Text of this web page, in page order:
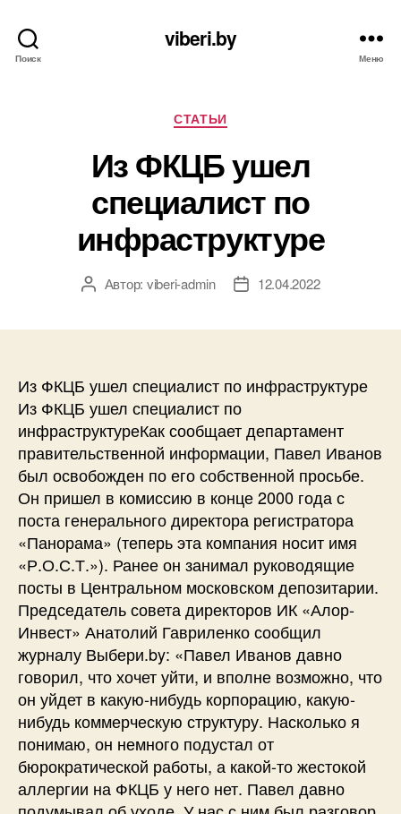
Поиск
viberi.by
Меню
Рубрики
СТАТЬИ
Из ФКЦБ ушел
специалист по
инфраструктуре
АвторАвтор: viberi-admin
Дата12.04.2022
Из ФКЦБ ушел специалист по инфраструктуре
Из ФКЦБ ушел специалист по
инфраструктуреКак сообщает департамент
правительственной информации, Павел Иванов
был освобожден по его собственной просьбе.
Он пришел в комиссию в конце 2000 года с
поста генерального директора регистратора
«Панорама» (теперь эта компания носит имя
«Р.О.С.Т.»). Ранее он занимал руководящие
посты в Центральном московском депозитарии.
Председатель совета директоров ИК «Алор-
Инвест» Анатолий Гавриленко сообщил
журналу Выбери.by: «Павел Иванов давно
говорил, что хочет уйти, и вполне возможно, что
он уйдет в какую-нибудь корпорацию, какую-
нибудь коммерческую структуру. Насколько я
понимаю, он немного подустал от
бюрократической работы, а какой-то жестокой
аллергии на ФКЦБ у него нет. Павел давно